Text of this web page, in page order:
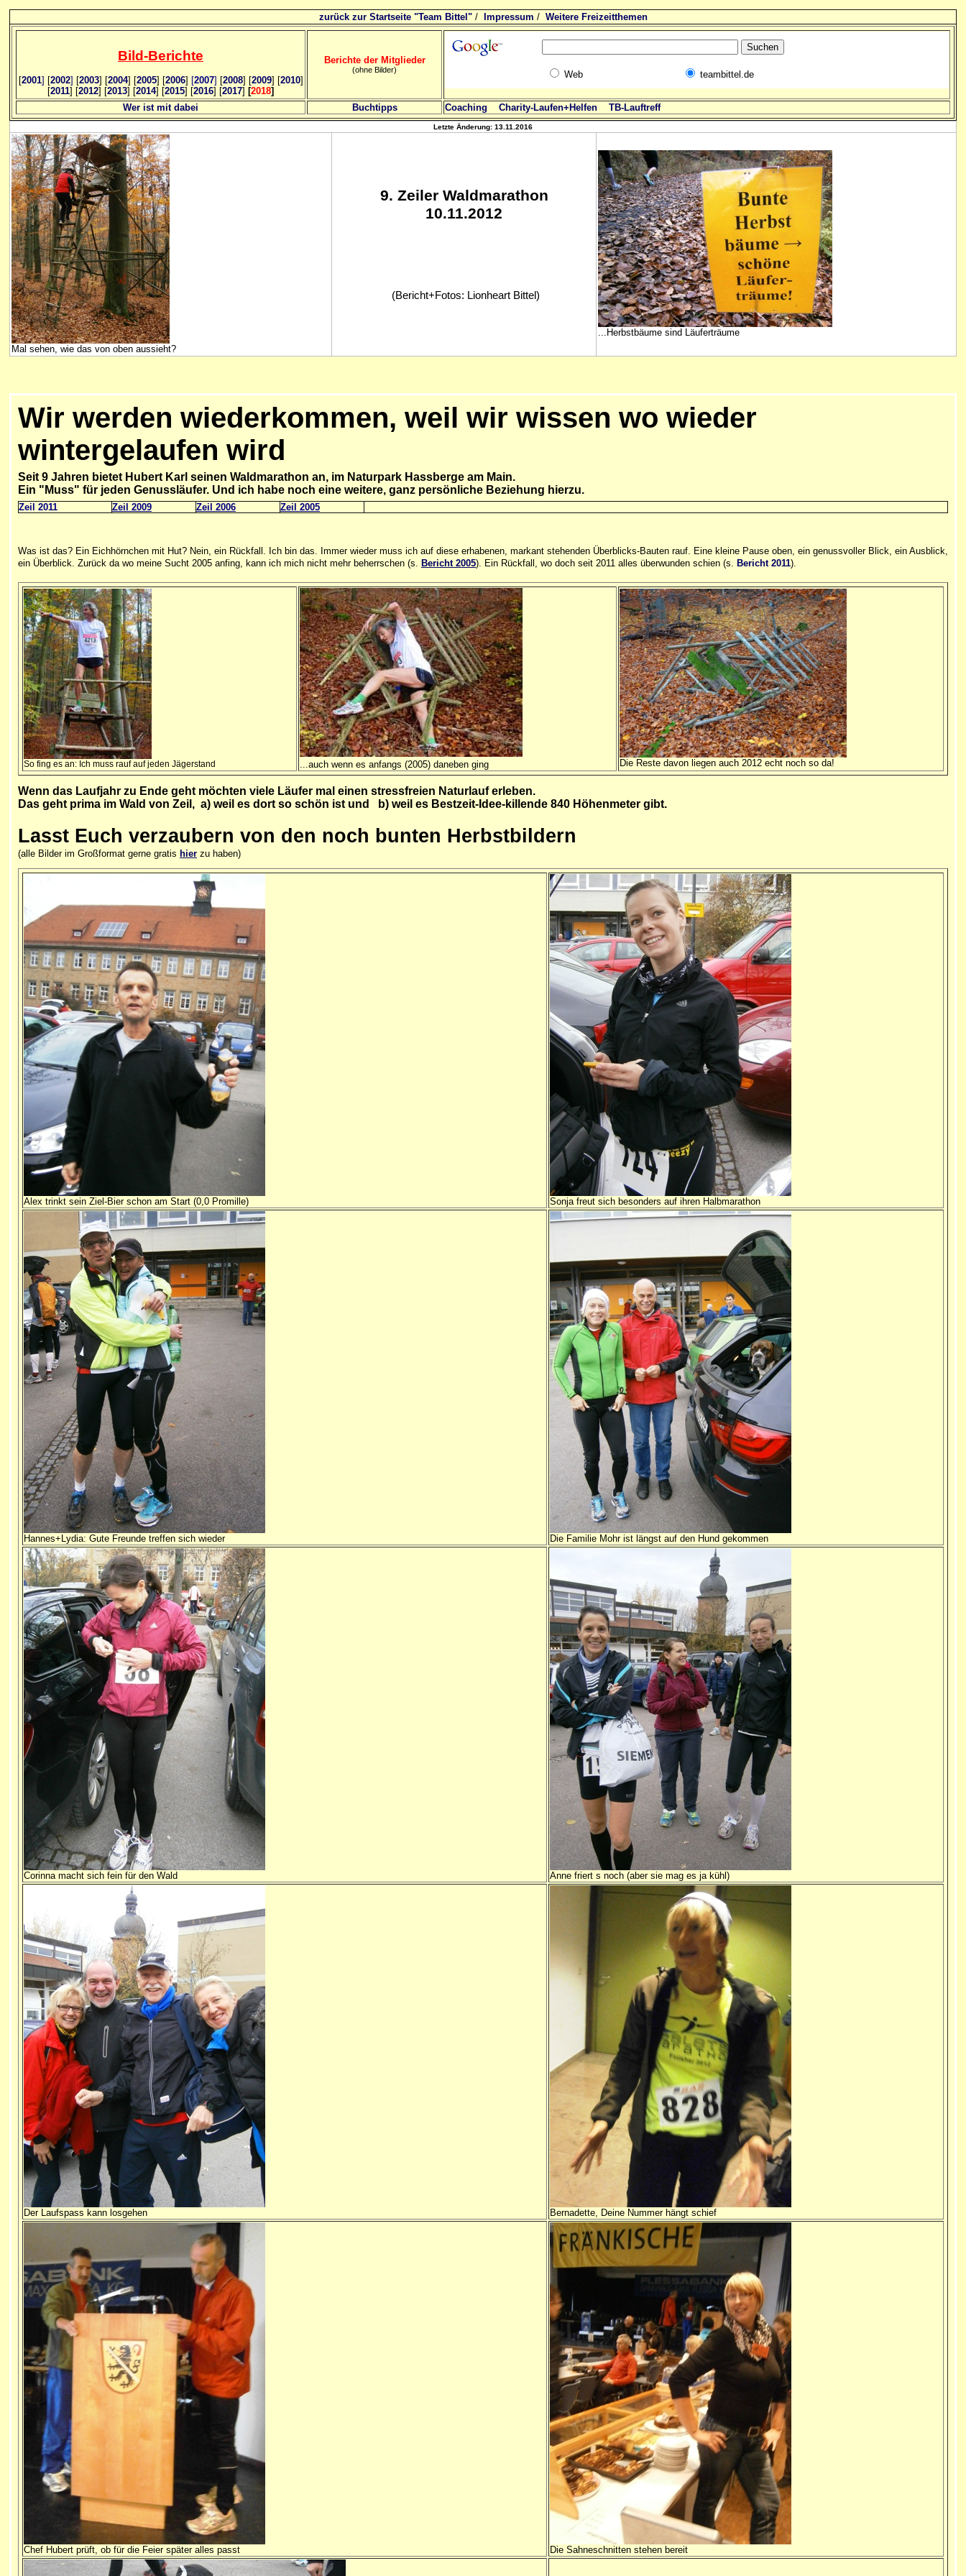
zurück zur Startseite "Team Bittel"/ Impressum / Weitere Freizeitthemen
Bild-Berichte
[2001] [2002] [2003] [2004] [2005] [2006] [2007] [2008] [2009] [2010]
[2011] [2012] [2013] [2014] [2015] [2016] [2017] [2018]
Berichte der Mitglieder
(ohne Bilder) Web teambittel.de
Wer ist mit dabei Buchtipps Coaching Charity-Laufen+Helfen TB-Lauftreff
Letzte Änderung: 13.11.2016
Mal sehen, wie das von oben aussieht?
9. Zeiler Waldmarathon
10.11.2012
(Bericht+Fotos: Lionheart Bittel)
...Herbstbäume sind Läuferträume
Wir werden wiederkommen, weil wir wissen wo wieder
wintergelaufen wird
Seit 9 Jahren bietet Hubert Karl seinen Waldmarathon an, im Naturpark Hassberge am Main.
Ein "Muss" für jeden Genussläufer. Und ich habe noch eine weitere, ganz persönliche Beziehung hierzu.
Zeil 2011 Zeil 2009 Zeil 2006 Zeil 2005
Was ist das? Ein Eichhörnchen mit Hut? Nein, ein Rückfall. Ich bin das. Immer wieder muss ich auf diese erhabenen, markant stehenden Überblicks-Bauten rauf. Eine kleine Pause oben, ein genussvoller Blick, ein Ausblick,
ein Überblick. Zurück da wo meine Sucht 2005 anfing, kann ich mich nicht mehr beherrschen (s.
Bericht 2005). Ein Rückfall, wo doch seit 2011 alles überwunden schien (s. Bericht 2011).
So fing es an: Ich muss rauf auf jeden Jägerstand ...auch wenn es anfangs (2005) daneben ging Die Reste davon liegen auch 2012 echt noch so da!
Wenn das Laufjahr zu Ende geht möchten viele Läufer mal einen stressfreien Naturlauf erleben.
Das geht prima im Wald von Zeil, a) weil es dort so schön ist und b) weil es Bestzeit-Idee-killende 840 Höhenmeter gibt.
Lasst Euch verzaubern von den noch bunten Herbstbildern
(alle Bilder im Großformat gerne gratis hier zu haben)
Alex trinkt sein Ziel-Bier schon am Start (0,0 Promille) Sonja freut sich besonders auf ihren Halbmarathon
Hannes+Lydia: Gute Freunde treffen sich wieder Die Familie Mohr ist längst auf den Hund gekommen
Corinna macht sich fein für den Wald Anne friert s noch (aber sie mag es ja kühl)
Der Laufspass kann losgehen Bernadette, Deine Nummer hängt schief
Chef Hubert prüft, ob für die Feier später alles passt Die Sahneschnitten stehen bereit